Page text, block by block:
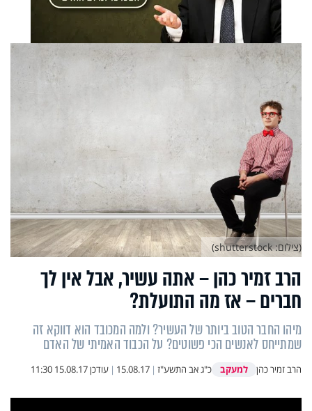
הרב זמיר כהן – אתה עשיר, אבל אין לך
חברים – אז מה התועלת?
מיהו החבר הטוב ביותר של העשיר? ולמה המכובד הוא דווקא זה
שמתייחס לאנשים הכי פשוטים? על הכבוד האמיתי של האדם
הרב זמיר כהן למעקב כ"ג אב התשע"ז |
15.08.17
| עודכן15.08.17 11:30
(צילום: shutterstock)
This